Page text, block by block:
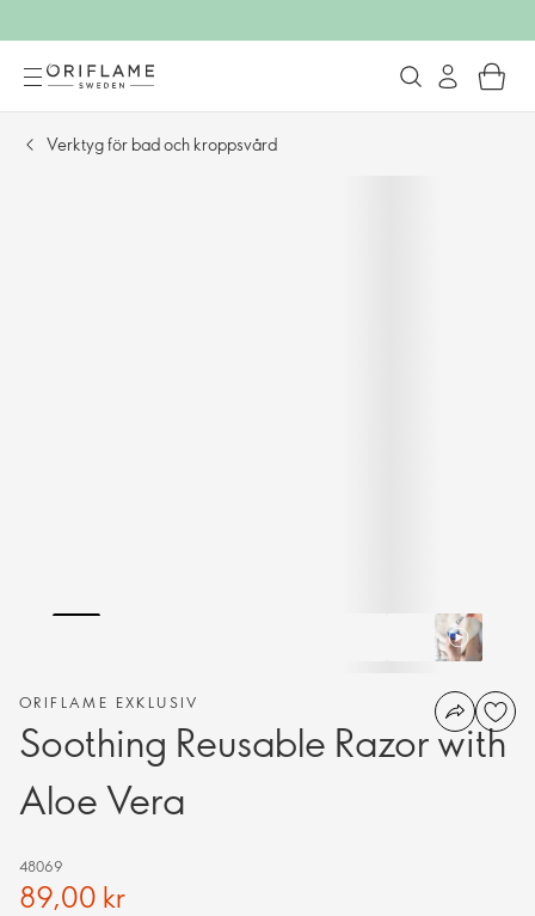
Verktyg för bad och kroppsvård
ORIFLAME EXKLUSIV
Soothing Reusable Razor with
Aloe Vera
48069
89,00 kr